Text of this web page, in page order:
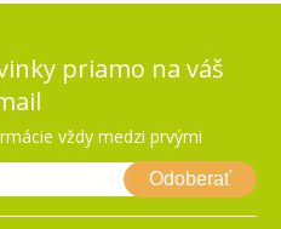
priamo na váš
vždy medzi prvými
Odoberať